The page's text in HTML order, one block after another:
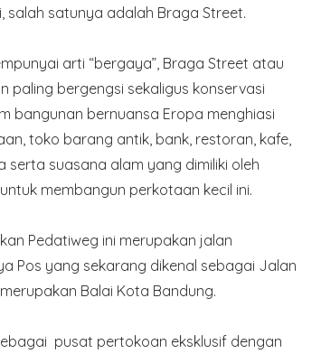
salah satunya adalah Braga Street.
arti “bergaya”, Braga Street atau
bergengsi sekaligus konservasi
bangunan bernuansa Eropa menghiasi
toko barang antik, bank, restoran, kafe,
serta suasana alam yang dimiliki oleh
membangun perkotaan kecil ini.
Pedatiweg ini merupakan jalan
Pos yang sekarang dikenal sebagai Jalan
Balai Kota Bandung.
pusat pertokoan eksklusif dengan